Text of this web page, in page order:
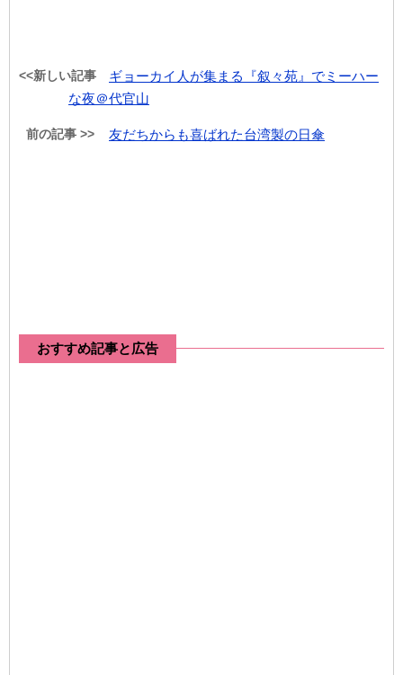
<<新しい記事
ギョーカイ人が集まる『叙々苑』でミーハー
な夜＠代官山
前の記事 >> 友だちからも喜ばれた台湾製の日傘
おすすめ記事と広告